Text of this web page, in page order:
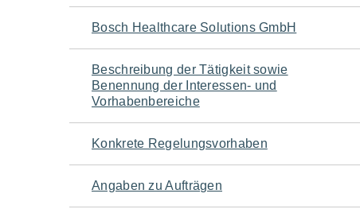
Navigation
für
den
Seiteninhalt
Bosch Healthcare Solutions GmbH
Beschreibung der Tätigkeit sowie
Benennung der Interessen- und
Vorhabenbereiche
Konkrete Regelungsvorhaben
Angaben zu Aufträgen